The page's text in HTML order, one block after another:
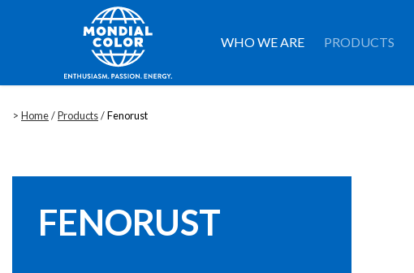
WHO WE ARE PRODUCTS
> Home/Products/Fenorust
FENORUST